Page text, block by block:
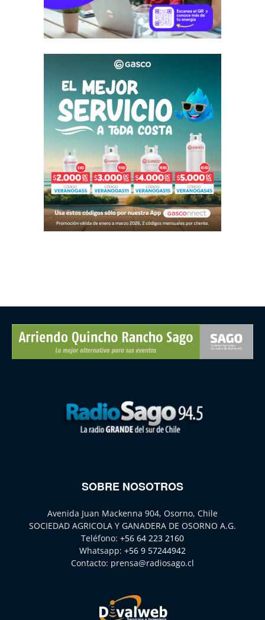
SOBRE NOSOTROS
Avenida Juan Mackenna 904, Osorno, Chile
SOCIEDAD AGRICOLA Y GANADERA DE OSORNO A.G.
Teléfono: +56 64 223 2160
Whatsapp: +56 9 57244942
Contacto: prensa@radiosago.cl